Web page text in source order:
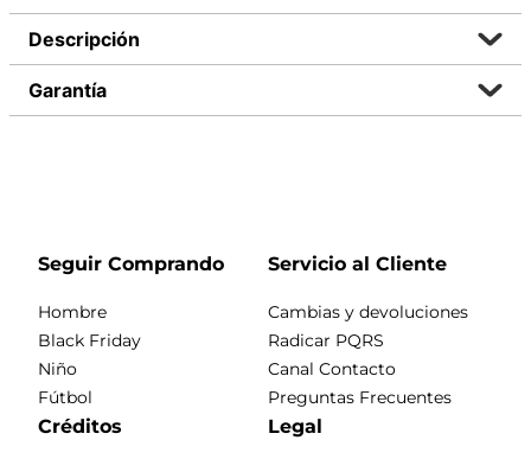
Descripción
Garantía
Seguir Comprando
Hombre
Black Friday
Niño
Fútbol
Servicio al Cliente
Cambias y devoluciones
Radicar PQRS
Canal Contacto
Preguntas Frecuentes
Créditos Legal